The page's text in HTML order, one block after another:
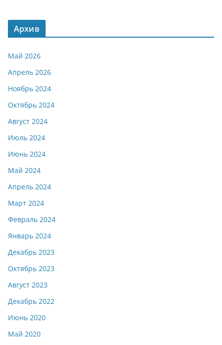
Архив
Май 2026
Апрель 2026
Ноябрь 2024
Октябрь 2024
Август 2024
Июль 2024
Июнь 2024
Май 2024
Апрель 2024
Март 2024
Февраль 2024
Январь 2024
Декабрь 2023
Октябрь 2023
Август 2023
Декабрь 2022
Июнь 2020
Май 2020